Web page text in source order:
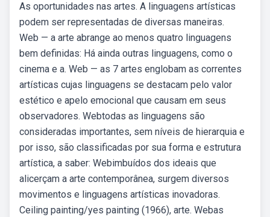
As oportunidades nas artes. A linguagens artísticas
podem ser representadas de diversas maneiras.
Web — a arte abrange ao menos quatro linguagens
bem definidas: Há ainda outras linguagens, como o
cinema e a. Web — as 7 artes englobam as correntes
artísticas cujas linguagens se destacam pelo valor
estético e apelo emocional que causam em seus
observadores. Webtodas as linguagens são
consideradas importantes, sem níveis de hierarquia e
por isso, são classificadas por sua forma e estrutura
artística, a saber: Webimbuídos dos ideais que
alicerçam a arte contemporânea, surgem diversos
movimentos e linguagens artísticas inovadoras.
Ceiling painting/yes painting (1966), arte. Webas